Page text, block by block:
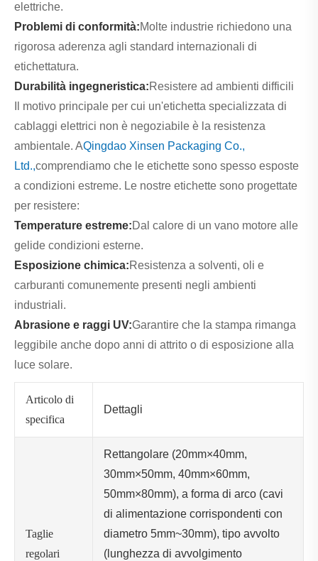
elettriche.
Problemi di conformità:Molte industrie richiedono una
rigorosa aderenza agli standard internazionali di
etichettatura.
Durabilità ingegneristica:Resistere ad ambienti difficili
Il motivo principale per cui un'etichetta specializzata di
cablaggi elettrici non è negoziabile è la resistenza
ambientale. AQingdao Xinsen Packaging Co.,
Ltd.,comprendiamo che le etichette sono spesso esposte
a condizioni estreme. Le nostre etichette sono progettate
per resistere:
Temperature estreme:Dal calore di un vano motore alle
gelide condizioni esterne.
Esposizione chimica:Resistenza a solventi, oli e
carburanti comunemente presenti negli ambienti
industriali.
Abrasione e raggi UV:Garantire che la stampa rimanga
leggibile anche dopo anni di attrito o di esposizione alla
luce solare.
Articolo di
specifica
Dettagli
Taglie
regolari
Rettangolare (20mm×40mm,
30mm×50mm, 40mm×60mm,
50mm×80mm), a forma di arco (cavi
di alimentazione corrispondenti con
diametro 5mm~30mm), tipo avvolto
(lunghezza di avvolgimento